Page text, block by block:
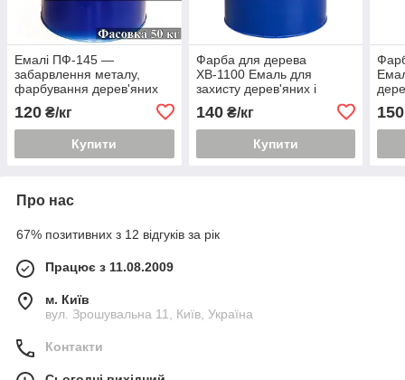
Емалі ПФ-145 —
забарвлення металу,
фарбування дерев'яних
120 ₴/кг
Купити
Фарба для дерева
ХВ-1100 Емаль для
захисту дерев'яних і
виробів
140₴/кг
Купити
150
Про нас
67% позитивних з 12 відгуків за рік
Працює з 11.08.2009
м. Київ
вул. Зрошувальна 11, Київ, Україна
Контакти